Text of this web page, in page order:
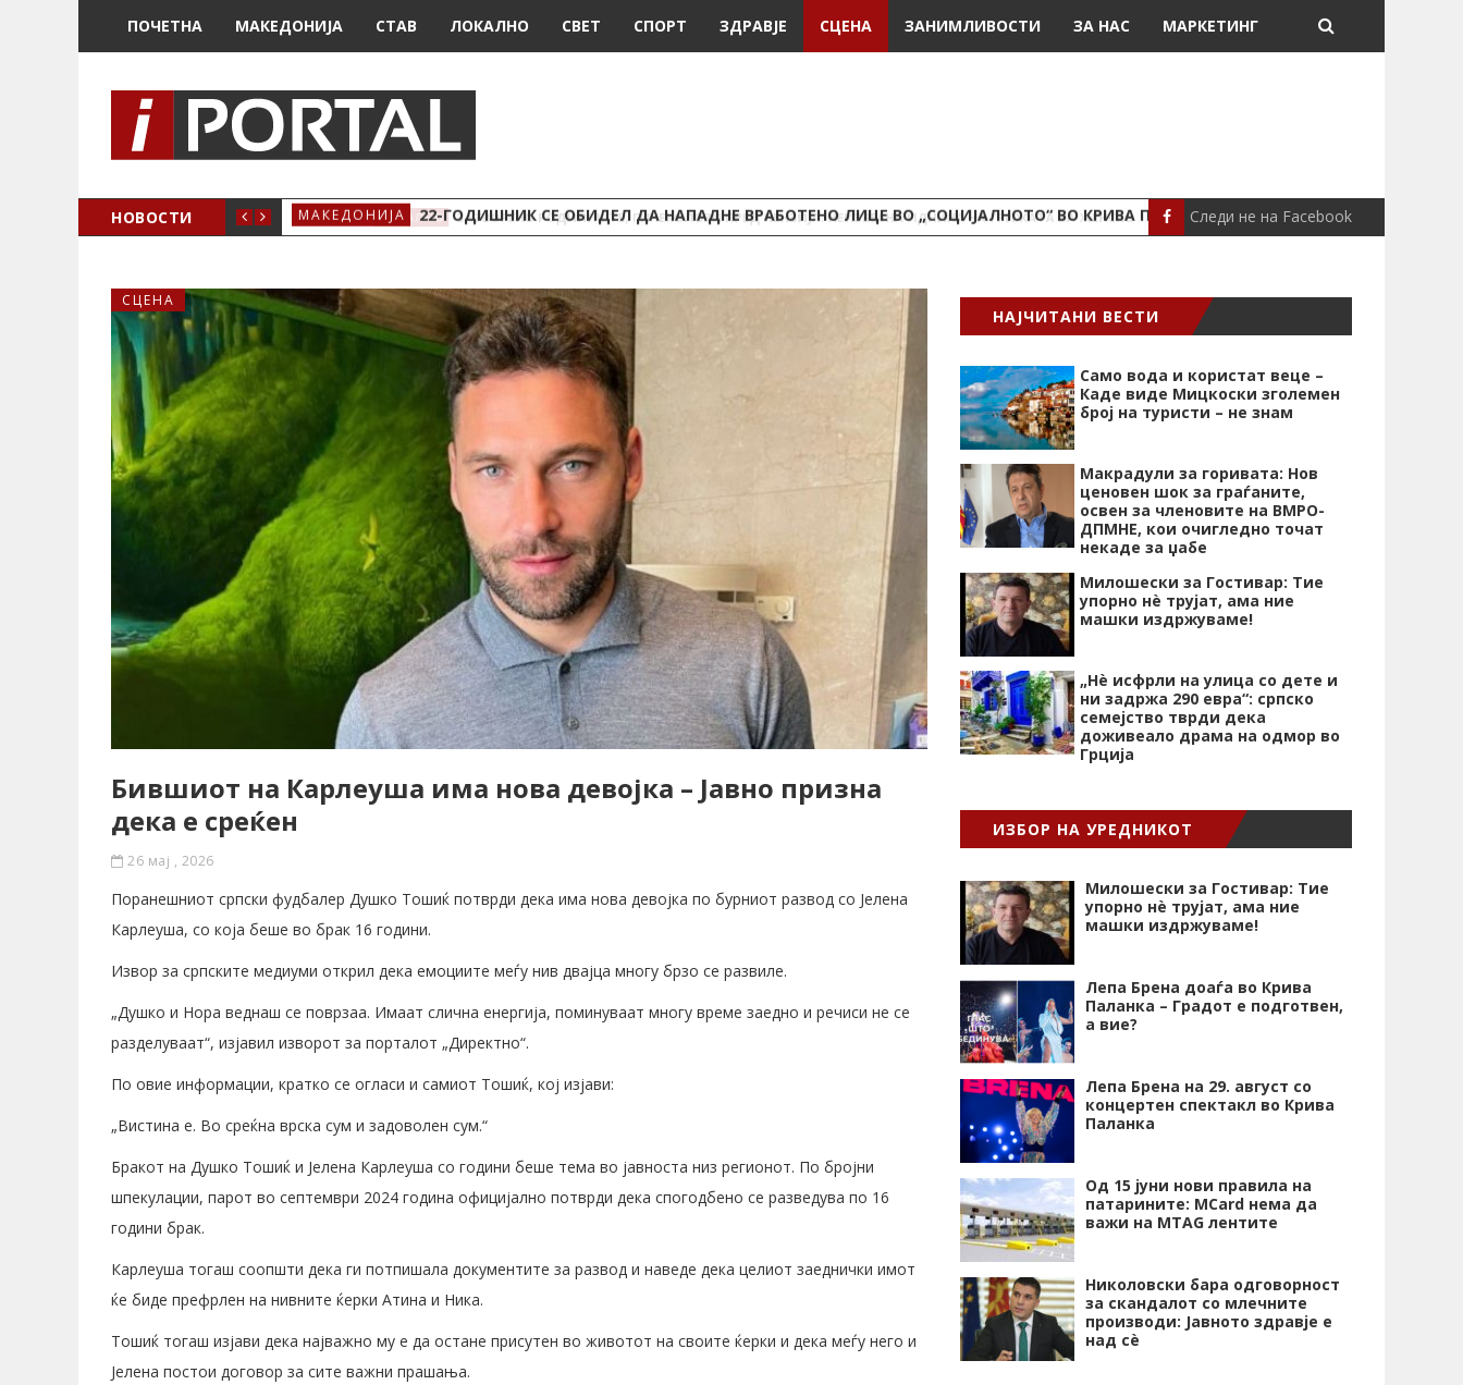
ПОЧЕТНА МАКЕДОНИЈА СТАВ ЛОКАЛНО СВЕТ СПОРТ ЗДРАВЈЕ СЦЕНА ЗАНИМЛИВОСТИ ЗА НАС МАРКЕТИНГ
НОВОСТИ
ЖЕНСКО ЗДРАВЈЕ ВО КРИВА ПАЛАНКА МАКЕДОНИЈА 22-ГОДИШНИК СЕ ОБИДЕЛ ДА НАПАДНЕ ВРАБОТЕНО ЛИЦЕ ВО „СОЦИЈАЛНОТО“ ВО КРИВА ПАЛАНКА ЛОКАЛНО ПОЖАР ВО
Следи не на Facebook
СЦЕНА
Бившиот на Карлеуша има нова девојка – Јавно призна
дека е среќен
26 мај , 2026
Поранешниот српски фудбалер Душко Тошиќ потврди дека има нова девојка по бурниот развод со Јелена
Карлеуша, со која беше во брак 16 години.
Извор за српските медиуми открил дека емоциите меѓу нив двајца многу брзо се развиле.
„Душко и Нора веднаш се поврзаа. Имаат слична енергија, поминуваат многу време заедно и речиси не се
разделуваат“, изјавил изворот за порталот „Директно“.
По овие информации, кратко се огласи и самиот Тошиќ, кој изјави:
„Вистина е. Во среќна врска сум и задоволен сум.“
Бракот на Душко Тошиќ и Јелена Карлеуша со години беше тема во јавноста низ регионот. По бројни
шпекулации, парот во септември 2024 година официјално потврди дека спогодбено се разведува по 16
години брак.
Карлеуша тогаш соопшти дека ги потпишала документите за развод и наведе дека целиот заеднички имот
ќе биде префрлен на нивните ќерки Атина и Ника.
Тошиќ тогаш изјави дека најважно му е да остане присутен во животот на своите ќерки и дека меѓу него и
Јелена постои договор за сите важни прашања.
НАЈЧИТАНИ ВЕСТИ
Само вода и користат веце –
Каде виде Мицкоски зголемен
број на туристи – не знам
Макрадули за горивата: Нов
ценовен шок за граѓаните,
освен за членовите на ВМРО-
ДПМНЕ, кои очигледно точат
некаде за џабе
Милошески за Гостивар: Тие
упорно нѐ трујат, ама ние
машки издржуваме!
„Нѐ исфрли на улица со дете и
ни задржа 290 евра“: српско
семејство тврди дека
доживеало драма на одмор во
Грција
ИЗБОР НА УРЕДНИКОТ
Милошески за Гостивар: Тие
упорно нѐ трујат, ама ние
машки издржуваме!
Лепа Брена доаѓа во Крива
Паланка – Градот е подготвен,
а вие?
Лепа Брена на 29. август со
концертен спектакл во Крива
Паланка
Од 15 јуни нови правила на
патарините: MCard нема да
важи на MTAG лентите
Николовски бара одговорност
за скандалот со млечните
производи: Јавното здравје е
над сѐ